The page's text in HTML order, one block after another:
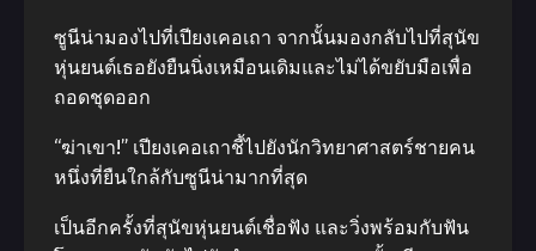
ซูนีน่ามองไปที่เปียงเคอเถา จากนั้นมองกลับไปที่สุนัข
หุ่นยนต์เธอยังยืนนิ่งเหมือนเดิมและไม่ได้ขยับมือเพื่อ
ถอดชุดออก
“ฆ่าเขา!” เปียงเคอเถาชี้ไปยังนักวิทยาศาสตร์ชายคน
หนึ่งที่ยืนใกล้กับซูนีน่ามากที่สุด
เป็นอีกครั้งที่สุนัขหุ่นยนต์เชื่อฟัง และวิ่งพร้อมกับฟัน